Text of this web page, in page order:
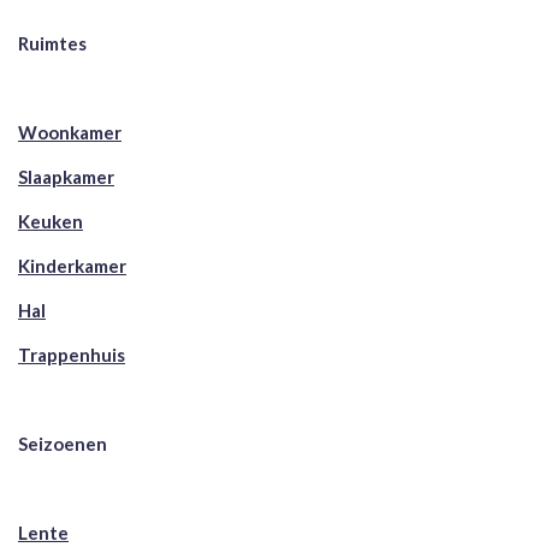
Ruimtes
Woonkamer
Slaapkamer
Keuken
Kinderkamer
Hal
Trappenhuis
Seizoenen
Lente